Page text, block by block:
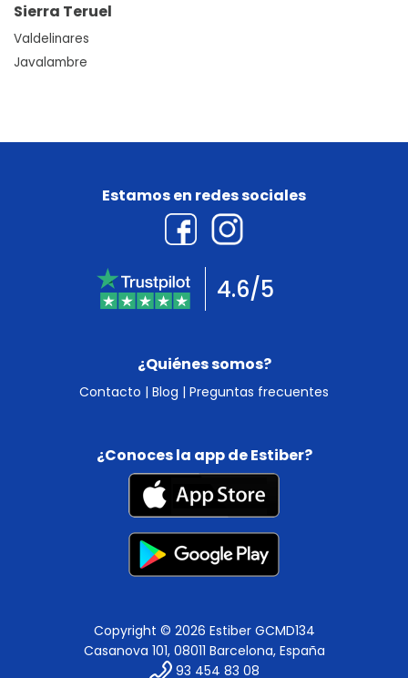
Sierra Teruel
Valdelinares
Javalambre
¿Quiénes somos?
Contacto | Blog | Preguntas frecuentes
Estamos en redes sociales
4.6/5
¿Conoces la app de Estiber?
Copyright © 2026 Estiber GCMD134
Casanova 101, 08011 Barcelona, España
93 454 83 08